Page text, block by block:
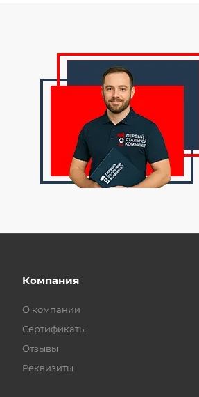
Компания
О компании
Сертификаты
Отзывы
Реквизиты